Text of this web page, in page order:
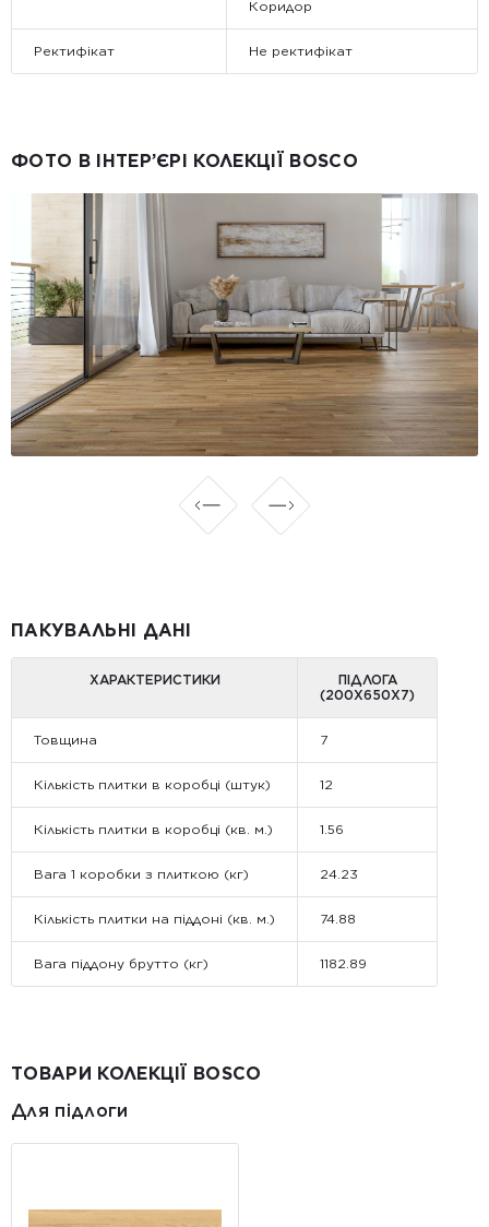
Коридор
Ректифікат Не ректифікат
ФОТО В ІНТЕР’ЄРІ КОЛЕКЦІЇ BOSCO
ПАКУВАЛЬНІ ДАНІ
ХАРАКТЕРИСТИКИ
ПІДЛОГА
(200X650X7)
Товщина 7
Кількість плитки в коробці (штук) 12
Кількість плитки в коробці (кв. м.) 1.56
Вага 1 коробки з плиткою (кг) 24.23
Кількість плитки на піддоні (кв. м.) 74.88
Вага піддону брутто (кг) 1182.89
ТОВАРИ КОЛЕКЦІЇ BOSCO
Для підлоги